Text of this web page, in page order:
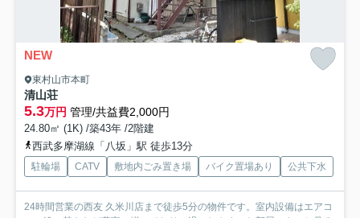
NEW
東村山市本町
清山荘
5.3万円 管理/共益費2,000円
24.80㎡ (1K) /築43年 /2階建
西武多摩湖線「八坂」駅 徒歩13分
駐輪場 CATV 敷地内ごみ置き場 バイク置場あり 公共下水
24時間営業の西友 久米川店まで徒歩5分の物件です。室内設備はエアコ